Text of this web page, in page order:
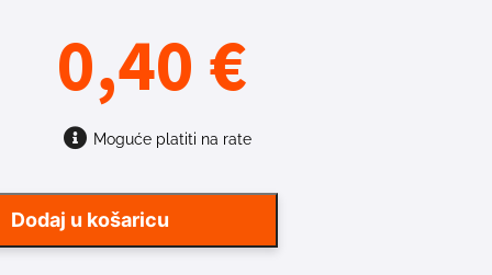
0,40€
Moguće platiti na rate
Dodaj u košaricu